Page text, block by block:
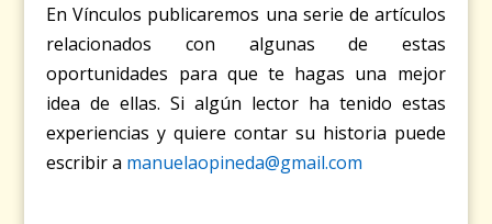
En Vínculos publicaremos una serie de artículos
relacionados con algunas de estas
oportunidades para que te hagas una mejor
idea de ellas. Si algún lector ha tenido estas
experiencias y quiere contar su historia puede
escribir a manuelaopineda@gmail.com